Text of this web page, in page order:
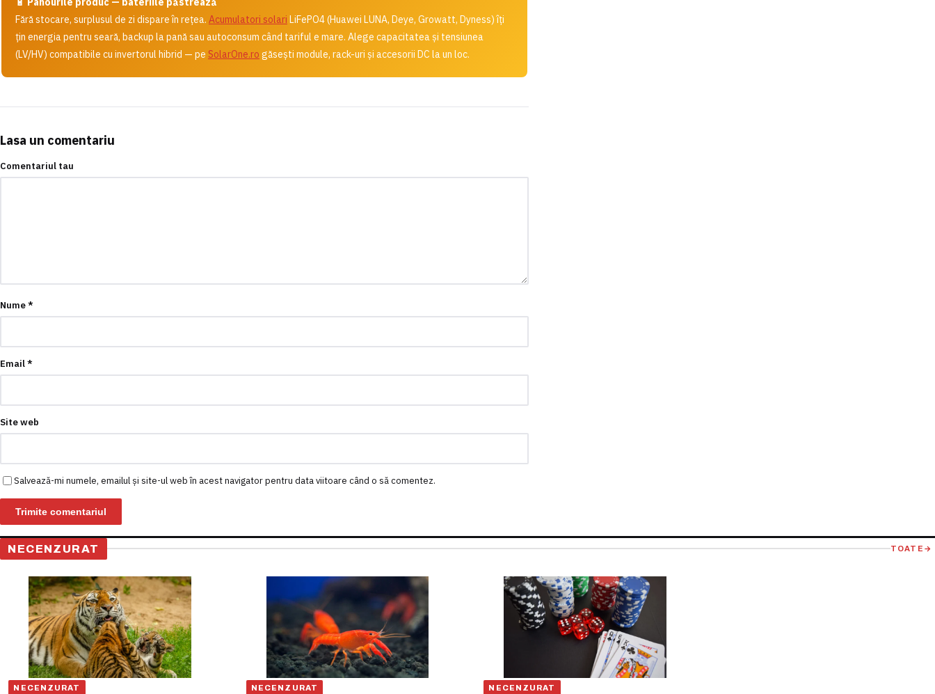
Fără stocare, surplusul de zi dispare în rețea. Acumulatori solari LiFePO4 (Huawei LUNA, Deye, Growatt, Dyness) îți
țin energia pentru seară, backup la pană sau autoconsum când tariful e mare. Alege capacitatea și tensiunea
(LV/HV) compatibile cu invertorul hibrid — pe SolarOne.ro găsești module, rack-uri și accesorii DC la un loc.
Lasa un comentariu
Comentariul tau
Nume*
Email*
Site web
Salvează-mi numele, emailul și site-ul web în acest navigator pentru data viitoare când o să comentez.
NECENZURAT TOATE →
NECENZURAT NECENZURAT NECENZURAT